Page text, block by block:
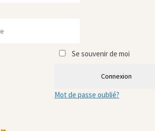
Se souvenir de moi
Connexion
Mot de passe oublié?